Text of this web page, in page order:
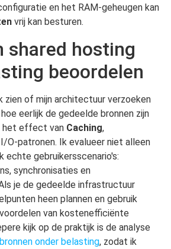
en het RAM-geheugen kan
vrij kan besturen.
shared hosting
beoordelen
zien of mijn architectuur verzoeken
eerlijk de gedeelde bronnen zijn
het effect van Caching,
O-patronen. Ik evalueer niet alleen
echte gebruikersscenario's:
synchronisaties en
je de gedeelde infrastructuur
heen plannen en gebruik
van kostenefficiënte
kijk op de praktijk is de analyse
onder belasting, zodat ik